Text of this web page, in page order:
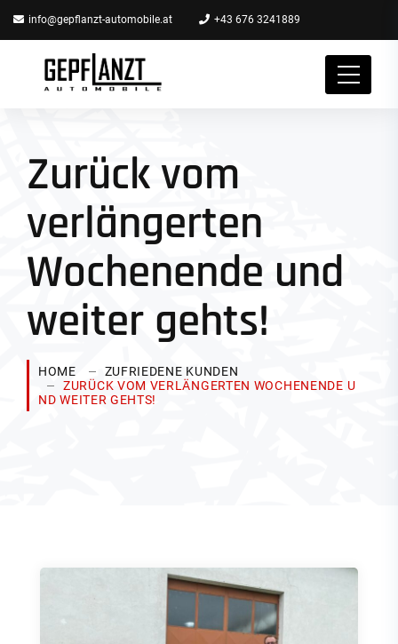
info@gepflanzt-automobile.at +43 676 3241889
Zurück vom
verlängerten
Wochenende und
weiter gehts!
HOME
ZUFRIEDENE KUNDEN
ZURÜCK VOM VERLÄNGERTEN WOCHENENDE U
ND WEITER GEHTS!